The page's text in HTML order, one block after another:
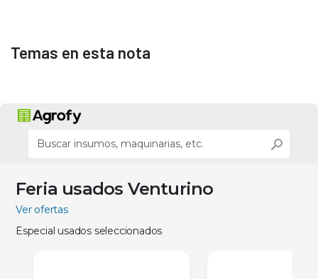
Temas en esta nota
Feria usados Venturino
Ver ofertas
Especial usados seleccionados